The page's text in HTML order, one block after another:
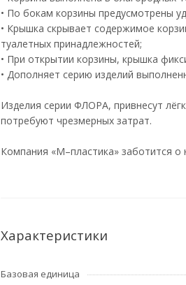
• По бокам корзины предусмотрены
• Крышка скрывает содержимое
туалетных принадлежностей;
• При открытии корзины, крышка
• Дополняет серию изделий
Изделия серии ФЛОРА, привнесут
потребуют чрезмерных затрат.
Компания «М–пластика» заботится о
Характеристики
Базовая единица